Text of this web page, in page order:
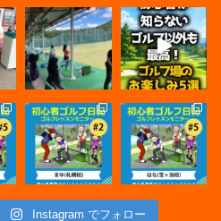
Instagram でフォロー